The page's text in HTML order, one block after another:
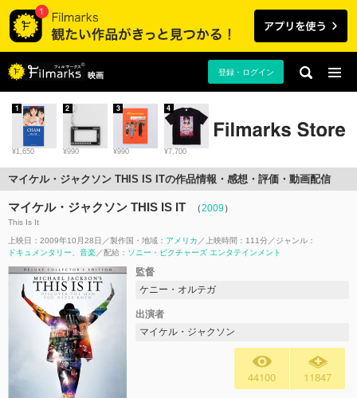
映画 登録・ログイン
¥1,650
1
¥990
2
¥990
3
¥7,700
4
マイケル・ジャクソン THIS IS ITの作品情報・感想・評価・動画配信
マイケル・ジャクソン THIS IS IT （2009）
This Is It
上映日：2009年10月28日 製作国・地域： アメリカ 上映時間：111分
ジャンル：
ドキュメンタリー
音楽 配給： ソニー・ピクチャーズ エンタテインメント
監督
ケニー・オルテガ
出演者
マイケル・ジャクソン
44100 11847